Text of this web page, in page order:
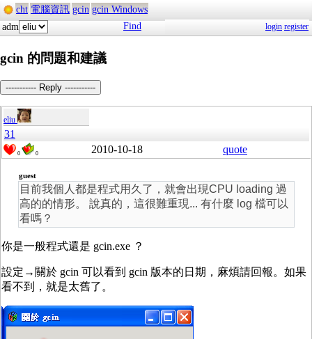
cht 電腦資訊 gcin gcin Windows
adm
Find login register
gcin 的問題和建議
----------- Reply -----------
eliu
31
0 0 2010-10-18 quote
guest
目前我個人都是程式用久了，就會出現CPU loading 過
高的的情形。 說真的，這很難重現... 有什麼 log 檔可以
看嗎？
你是一般程式還是 gcin.exe ？
設定→關於 gcin 可以看到 gcin 版本的日期，麻煩請回報。如果
看不到，就是太舊了。